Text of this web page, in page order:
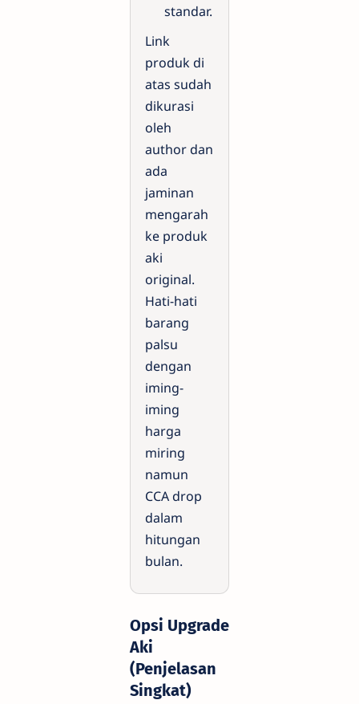
standar.
Link
produk di
atas sudah
dikurasi
oleh
author dan
ada
jaminan
mengarah
ke produk
aki
original.
Hati-hati
barang
palsu
dengan
iming-
iming
harga
miring
namun
CCA drop
dalam
hitungan
bulan.
Opsi Upgrade
Aki
(Penjelasan
Singkat)